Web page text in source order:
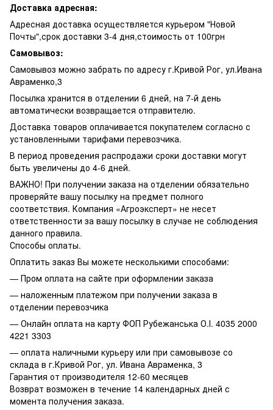
Доставка адресная:
Адресная доставка осуществляется курьером "Новой
Почты",срок доставки 3-4 дня,стоимость от 100грн
Самовывоз:
Самовывоз можно забрать по адресу г.Кривой Рог, ул.Ивана
Авраменко,3
Посылка хранится в отделении 6 дней, на 7-й день
автоматически возвращается отправителю.
Доставка товаров оплачивается покупателем согласно с
установленными тарифами перевозчика.
В период проведения распродажи сроки доставки могут
быть увеличены до 4-6 дней.
ВАЖНО! При получении заказа на отделении обязательно
проверяйте вашу посылку на предмет полного
соответствия. Компания «Агроэксперт» не несет
ответственности за вашу посылку в случае не соблюдения
данного правила.
Способы оплаты.
Оплатить заказ Вы можете несколькими способами:
— Пром оплата на сайте при оформлении заказа
— наложенным платежом при получении заказа в
отделении перевозчика
— Онлайн оплата на карту ФОП Рубежанська О.І. 4035 2000
4221 3303
— оплата наличными курьеру или при самовывозе со
склада в г.Кривой Рог, ул. Ивана Авраменка, 3
Гарантия от производителя 12-60 месяцев
Возврат возможен в течение 14 календарных дней с
момента получения заказа.